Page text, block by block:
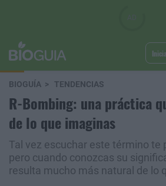
BIOGUÍA TENDENCIAS
R-Bombing: una práctica
de lo que imaginas
Tal vez escuchar este término te
pero cuando conozcas su
resulta mucho más natural de lo